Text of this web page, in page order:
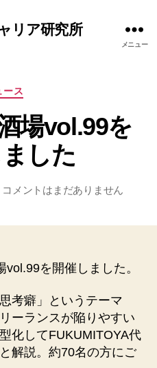
リア研究所
メニュー
カ
ゴ
リ
ー
ース
場vol.99を
した
稿
作
成
者
エ
ナ
パ
酒
vol.99
を
開
催
し
コメントはまだありません
を開催しました。
考癖」というテーマ
ーランスが陥りやすい
化してFUKUMITOYA代
解説。約70名の方にご